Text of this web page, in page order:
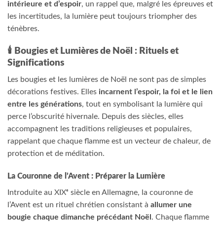
intérieure et d’espoir, un rappel que, malgré les épreuves et
les incertitudes, la lumière peut toujours triompher des
ténèbres.
🕯️ Bougies et Lumières de Noël : Rituels et
Significations
Les bougies et les lumières de Noël ne sont pas de simples
décorations festives. Elles incarnent l’espoir, la foi et le lien
entre les générations, tout en symbolisant la lumière qui
perce l’obscurité hivernale. Depuis des siècles, elles
accompagnent les traditions religieuses et populaires,
rappelant que chaque flamme est un vecteur de chaleur, de
protection et de méditation.
La Couronne de l’Avent : Préparer la Lumière
Introduite au XIXᵉ siècle en Allemagne, la couronne de
l’Avent est un rituel chrétien consistant à allumer une
bougie chaque dimanche précédant Noël . Chaque flamme